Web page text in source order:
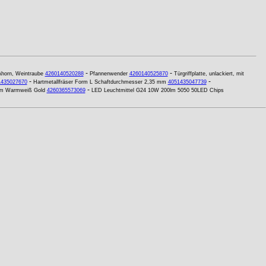
Weintraube 4260140520288- Pfannenwender 4260140525870- Türgriffplatte, unlackiert, mit
- Hartmetallfräser Form L Schaftdurchmesser 2,35 mm 4051435047739-
Warmweiß Gold 4260365573069- LED Leuchtmittel G24 10W 200lm 5050 50LED Chips